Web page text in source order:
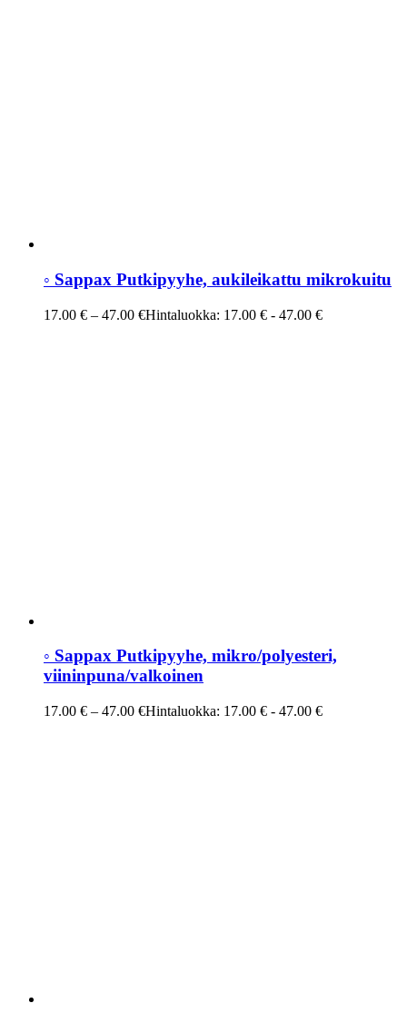
◦ Sappax Putkipyyhe, aukileikattu mikrokuitu
17.00 € – 47.00 €Hintaluokka: 17.00 € - 47.00 €
◦ Sappax Putkipyyhe, mikro/polyesteri,
viininpuna/valkoinen
17.00 € – 47.00 €Hintaluokka: 17.00 € - 47.00 €